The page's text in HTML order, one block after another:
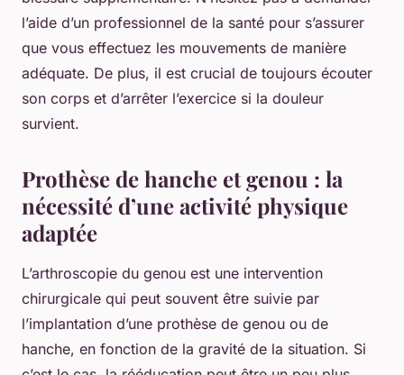
l’aide d’un professionnel de la santé pour s’assurer
que vous effectuez les mouvements de manière
adéquate. De plus, il est crucial de toujours écouter
son corps et d’arrêter l’exercice si la douleur
survient.
Prothèse de hanche et genou : la
nécessité d’une activité physique
adaptée
L’arthroscopie du genou est une intervention
chirurgicale qui peut souvent être suivie par
l’implantation d’une prothèse de genou ou de
hanche, en fonction de la gravité de la situation. Si